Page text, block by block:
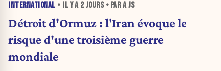
INTERNATIONAL • IL Y A 2 JOURS• PAR A JS
Détroit d'Ormuz : l'Iran évoque le
risque d'une troisième guerre
mondiale